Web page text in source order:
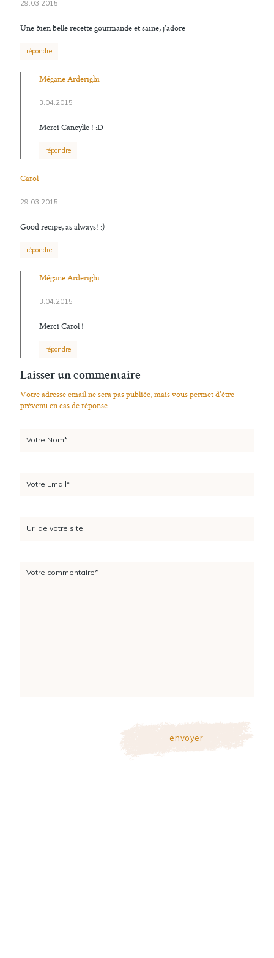
29.03.2015
Une bien belle recette gourmande et saine, j'adore
répondre
Mégane Arderighi
3.04.2015
Merci Caneylle ! :D
répondre
Carol
29.03.2015
Good recipe, as always! :)
répondre
Mégane Arderighi
3.04.2015
Merci Carol !
répondre
Laisser un commentaire
Votre adresse email ne sera pas publiée, mais vous permet d'être
prévenu en cas de réponse.
Votre Nom*
Votre Email*
Url de votre site
Votre commentaire*
envoyer